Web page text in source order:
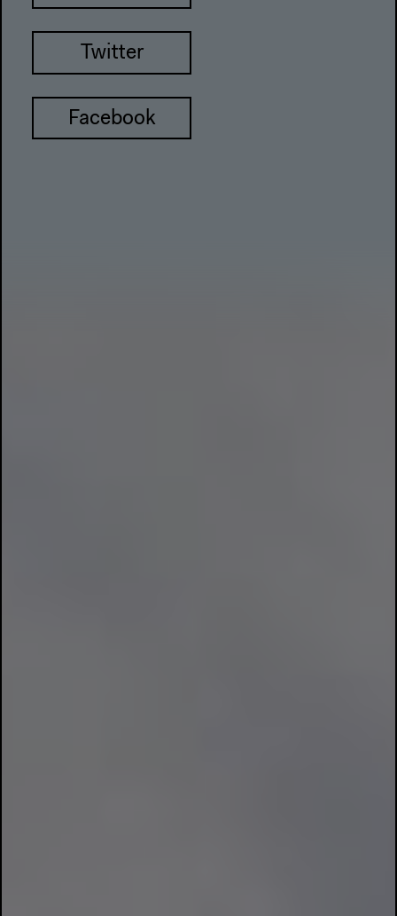
Twitter
Facebook